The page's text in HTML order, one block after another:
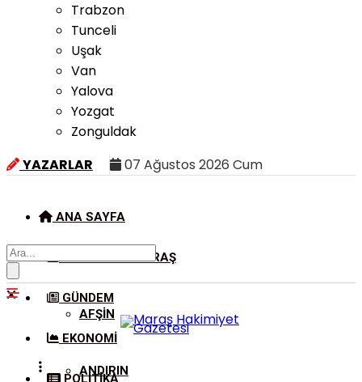
Trabzon
Tunceli
Uşak
Van
Yalova
Yozgat
Zonguldak
YAZARLAR
07 Ağustos 2026 Cum
ANA SAYFA
KAHRAMANMARAŞ
AFŞIN
ANDIRIN
GÜNDEM
EKONOMI
POLITIKA